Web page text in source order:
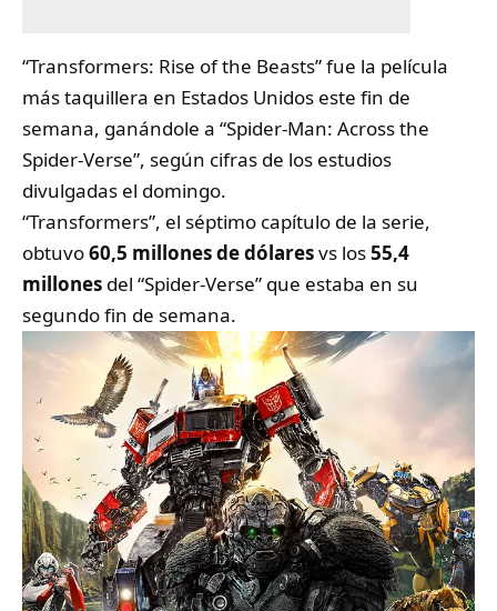
“Transformers: Rise of the Beasts” fue la película
más taquillera en Estados Unidos este fin de
semana, ganándole a “Spider-Man: Across the
Spider-Verse”, según cifras de los estudios
divulgadas el domingo.
“Transformers”, el séptimo capítulo de la serie,
obtuvo60,5 millones de dólaresvs los55,4
millones del “Spider-Verse” que estaba en su
segundo fin de semana.